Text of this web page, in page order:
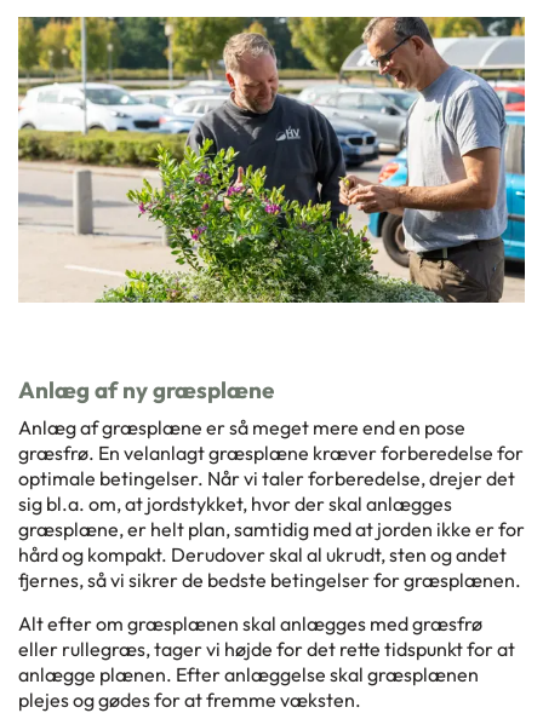
Anlæg af ny græsplæne
Anlæg af græsplæne er så meget mere end en pose
græsfrø. En velanlagt græsplæne kræver forberedelse for
optimale betingelser. Når vi taler forberedelse, drejer det
sig bl.a. om, at jordstykket, hvor der skal anlægges
græsplæne, er helt plan, samtidig med at jorden ikke er for
hård og kompakt. Derudover skal al ukrudt, sten og andet
fjernes, så vi sikrer de bedste betingelser for græsplænen.
Alt efter om græsplænen skal anlægges med græsfrø
eller rullegræs, tager vi højde for det rette tidspunkt for at
anlægge plænen. Efter anlæggelse skal græsplænen
plejes og gødes for at fremme væksten.